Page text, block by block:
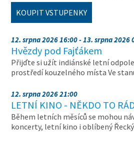
KOUPIT VSTUPENKY
12. srpna 2026 16:00 - 13. srpna 2026
Hvězdy pod Fajťákem
Přijďte si užít indiánské letní
prostředí kouzelného místa Ve
12. srpna 2026 21:00
LETNÍ KINO - NĚKDO TO
Během letních měsíců se mohou
koncerty, letní kino i oblíbený